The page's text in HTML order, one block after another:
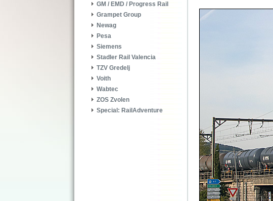
GM / EMD / Progress Rail
Grampet Group
Newag
Pesa
Siemens
Stadler Rail Valencia
TZV Gredelj
Voith
Wabtec
ZOS Zvolen
Special: RailAdventure